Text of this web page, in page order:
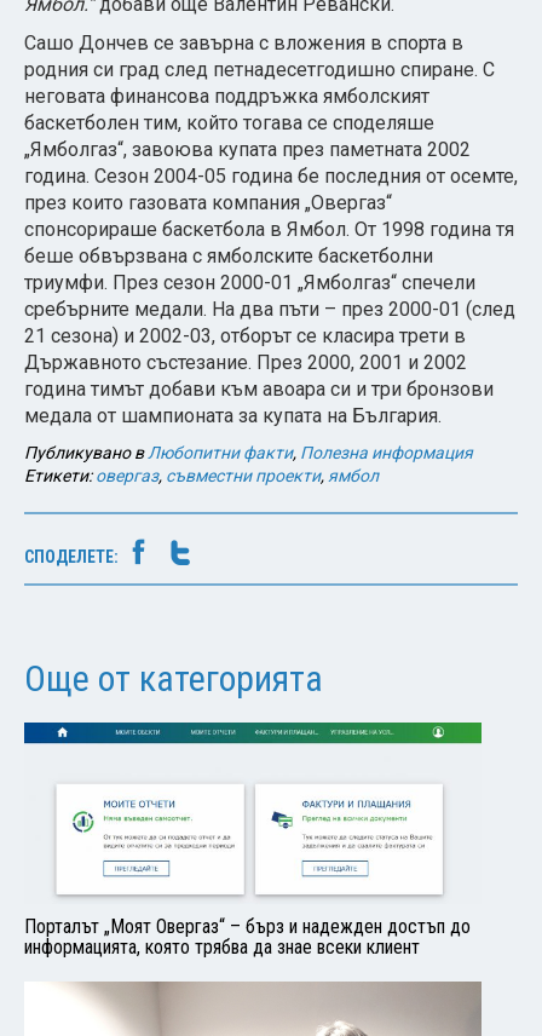
Сашо Дончев се завърна с вложения в спорта в
родния си град след петнадесетгодишно спиране. С
неговата финансова поддръжка ямболският
баскетболен тим, който тогава се споделяше
„Ямболгаз“, завоюва купата през паметната 2002
година. Сезон 2004-05 година бе последния от осемте,
през които газовата компания „Овергаз“
спонсорираше баскетбола в Ямбол. От 1998 година тя
беше обвързвана с ямболските баскетболни
триумфи. През сезон 2000-01 „Ямболгаз“ спечели
сребърните медали. На два пъти – през 2000-01 (след
21 сезона) и 2002-03, отборът се класира трети в
Държавното състезание. През 2000, 2001 и 2002
година тимът добави към авоара си и три бронзови
медала от шампионата за купата на България.
Публикувано вЛюбопитни факти, Полезна информация
Етикети:овергаз, съвместни проекти,ямбол
СПОДЕЛЕТЕ:
Още от категорията
Порталът „Моят Овергаз“ – бърз и надежден достъп до
информацията, която трябва да знае всеки клиент